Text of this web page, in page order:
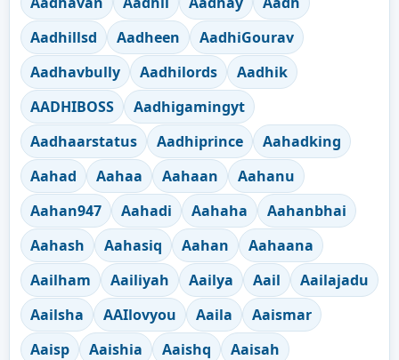
Aadhillsd
Aadheen
AadhiGourav
Aadhavbully
Aadhilords
Aadhik
AADHIBOSS
Aadhigamingyt
Aadhaarstatus
Aadhiprince
Aahadking
Aahad
Aahaa Aahaan
Aahanu
Aahan947
Aahadi Aahaha
Aahanbhai
Aahash
Aahasiq Aahan
Aahaana
Aailham
Aailiyah Aailya Aail
Aailajadu
Aailsha
AAIlovyou Aaila
Aaismar
Aaisp
Aaishia Aaishq
Aaisah